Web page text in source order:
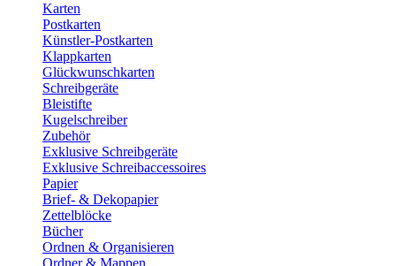
Karten
Postkarten
Künstler-Postkarten
Klappkarten
Glückwunschkarten
Schreibgeräte
Bleistifte
Kugelschreiber
Zubehör
Exklusive Schreibgeräte
Exklusive Schreibaccessoires
Papier
Brief- & Dekopapier
Zettelblöcke
Bücher
Ordnen & Organisieren
Ordner & Mappen